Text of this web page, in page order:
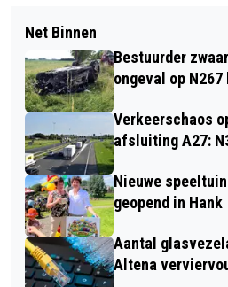
Net Binnen
Bestuurder
ongeval op N267
Verkeerschaos
afsluiting A27:
Nieuwe
geopend in Hank
Aantal
Altena